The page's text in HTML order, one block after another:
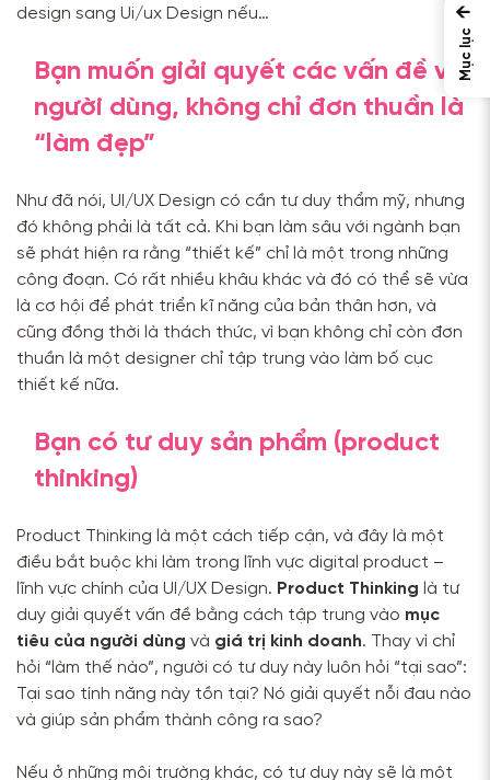
design sang Ui/ux Design nếu…
Bạn muốn giải quyết các vấn đề về
người dùng, không chỉ đơn thuần là
“làm đẹp”
Như đã nói, UI/UX Design có cần tư duy thẩm mỹ, nhưng
đó không phải là tất cả. Khi bạn làm sâu với ngành bạn
sẽ phát hiện ra rằng “thiết kế” chỉ là một trong những
công đoạn. Có rất nhiều khâu khác và đó có thể sẽ vừa
là cơ hội để phát triển kĩ năng của bản thân hơn, và
cũng đồng thời là thách thức, vì bạn không chỉ còn đơn
thuần là một designer chỉ tập trung vào làm bố cục
thiết kế nữa.
Bạn có tư duy sản phẩm (product
thinking)
Product Thinking là một cách tiếp cận, và đây là một
điều bắt buộc khi làm trong lĩnh vực digital product –
lĩnh vực chính của UI/UX Design. Product Thinking là tư
duy giải quyết vấn đề bằng cách tập trung vào mục
tiêu của người dùng và giá trị kinh doanh. Thay vì chỉ
hỏi “làm thế nào”, người có tư duy này luôn hỏi “tại sao”:
Tại sao tính năng này tồn tại? Nó giải quyết nỗi đau nào
và giúp sản phẩm thành công ra sao?
Nếu ở những môi trường khác, có tư duy này sẽ là một
←
Mục lục